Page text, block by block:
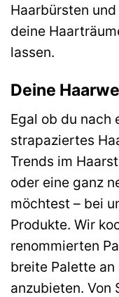
Haarbürsten
deine
lassen.
Deine
Egal ob du nach
strapaziertes
Trends im
oder eine ganz
möchtest – bei
Produkte. Wir
renommierten
breite Palette
anzubieten. Von